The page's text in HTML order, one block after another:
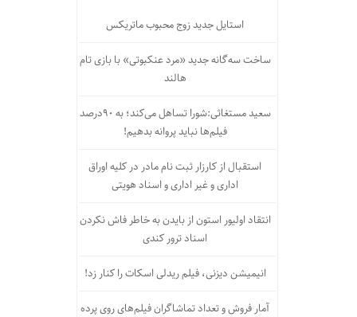
استایل جدید زوج محبوب ماتریکس
ساخت سه‌گانه جدید «مرد عنکبوتی» با بازی تام
هالند
سعید مستغاثی:شورا تساهل می‌کند؛ به ۹۰درصد
فیلم‌ها نباید پروانه بدهیم!
استقبال از کارزار ثبت نام مادر در کلیه اوراق
اداری و غیر اداری و اسناد هویتی
انتقاد اولیور استون از بایدن به خاطر فاش نکردن
اسناد ترور کندی
انیمیشن دیزنی، فیلم ریدلی اسکات را کنار زد!
آمار فروش و تعداد تماشاگران فیلم‌های روی پرده